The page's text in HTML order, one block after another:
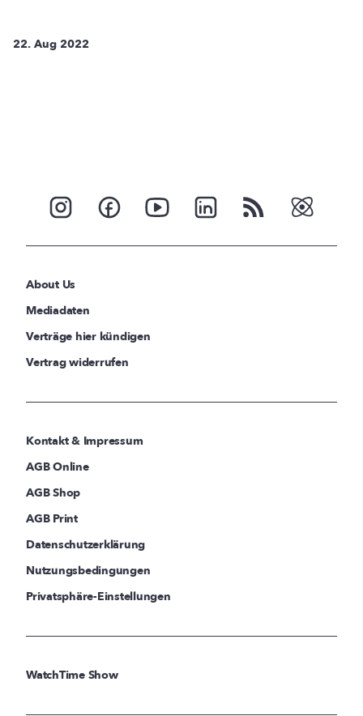
22. Aug 2022
About Us
Mediadaten
Verträge hier kündigen
Vertrag widerrufen
Kontakt & Impressum
AGB Online
AGB Shop
AGB Print
Datenschutzerklärung
Nutzungsbedingungen
Privatsphäre-Einstellungen
WatchTime Show